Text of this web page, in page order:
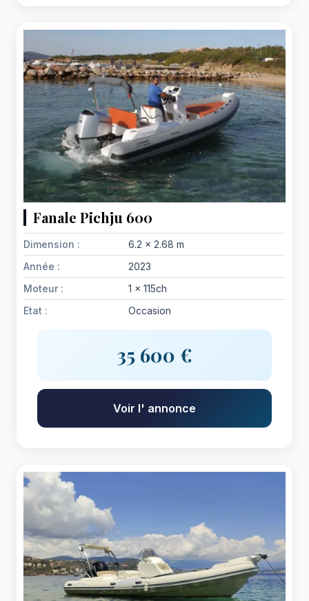
Fanale Pichju 600
Dimension :
6.2 x 2.68 m
Année :
2023
Moteur :
1 x 115ch
Etat :
Occasion
35 600 €
Voir l' annonce